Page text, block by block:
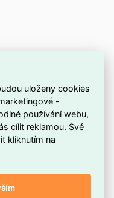
727A3, optika CP
uloženy cookies
-
používání webu,
cílit reklamou. Své
kliknutím na